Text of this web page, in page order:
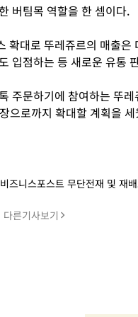
버팀목 역할을 한 셈이다.
확대로 뚜레쥬르의 매출은
입점하는 등 새로운 유통
주문하기에 참여하는 뚜
으로까지 확대할 계획을
즈니스포스트 무단전재 및 재
른기사보기